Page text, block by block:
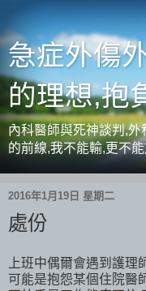
急症外傷
的理想,抱
內科醫師與死神談判,
的前線,我不能輸,更不
2016年1月19日 星期二
處份
上班中偶爾會遇到護理
可能是抱怨某個住院醫